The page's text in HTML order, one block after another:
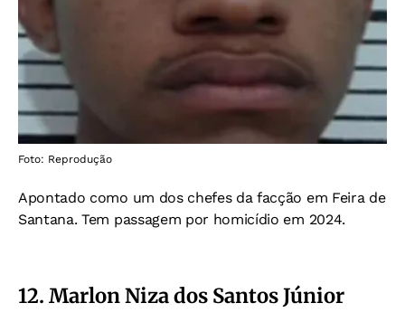
Foto: Reprodução
Apontado como um dos chefes da facção em Feira de
Santana. Tem passagem por homicídio em 2024.
12. Marlon Niza dos Santos Júnior